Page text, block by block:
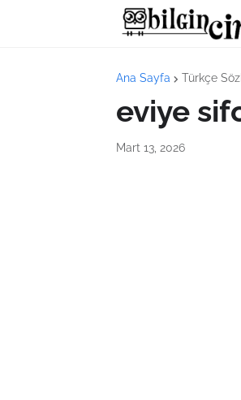
Ana Sayfa Türkçe
eviye
Mart 13, 2026